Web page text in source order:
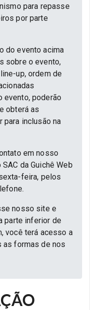
para repasse
por parte
do evento acima
sobre o evento,
up, ordem de
evento, poderão
obterá as
para inclusão na
em nosso
da Guichê Web
feira, pelos
nosso site e
parte inferior de
você terá acesso a
as formas de nos